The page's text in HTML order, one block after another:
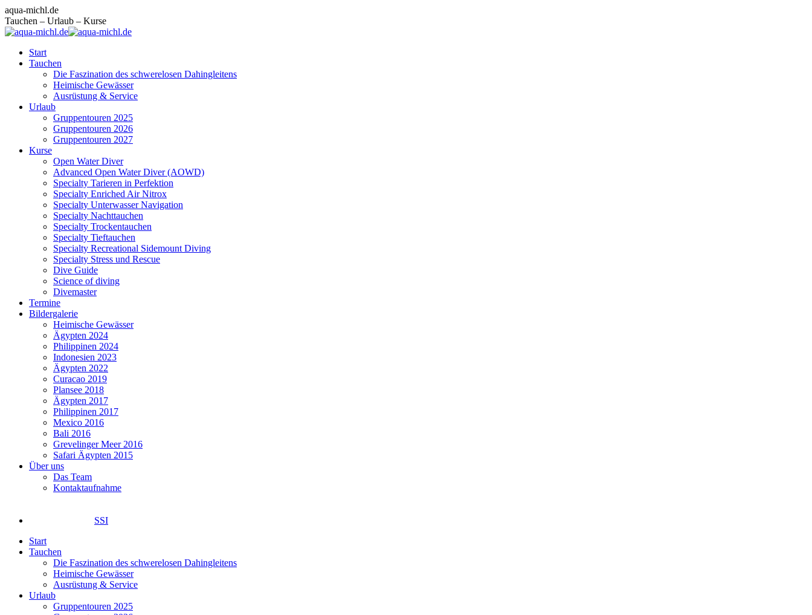
Zum
Inhalt
springen
Facebook
page
opens
new
window
Instagram
page
opens
new
window
E-
Mail
page
new
aqua-michl.de
Tauchen – Urlaub – Kurse
Start
Tauchen
Die Faszination des schwerelosen Dahingleitens
Heimische Gewässer
Ausrüstung & Service
Urlaub
Gruppentouren 2025
Gruppentouren 2026
Gruppentouren 2027
Kurse
Open Water Diver
Advanced Open Water Diver (AOWD)
Specialty Tarieren in Perfektion
Specialty Enriched Air Nitrox
Specialty Unterwasser Navigation
Specialty Nachttauchen
Specialty Trockentauchen
Specialty Tieftauchen
Specialty Recreational Sidemount Diving
Specialty Stress und Rescue
Dive Guide
Science of diving
Divemaster
Termine
Bildergalerie
Heimische Gewässer
Ägypten 2024
Philippinen 2024
Indonesien 2023
Ägypten 2022
Curacao 2019
Plansee 2018
Ägypten 2017
Philippinen 2017
Mexico 2016
Bali 2016
Grevelinger Meer 2016
Safari Ägypten 2015
Über uns
Das Team
Kontaktaufnahme
SSI
Start
Tauchen
Die Faszination des schwerelosen Dahingleitens
Heimische Gewässer
Ausrüstung & Service
Urlaub
Gruppentouren 2025